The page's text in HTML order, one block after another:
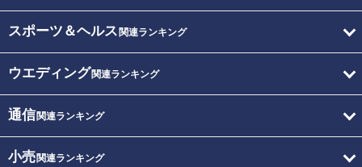
スポーツ＆ヘルス 関連ランキング
ウエディング関連ランキング
通信関連ランキング
小売関連ランキング